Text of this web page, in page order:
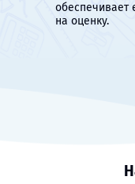
обеспечивает
на оценку.